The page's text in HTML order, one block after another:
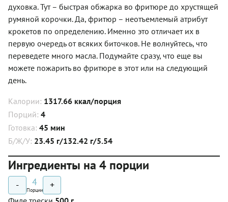
духовка. Тут – быстрая обжарка во фритюре до хрустящей
румяной корочки. Да, фритюр – неотъемлемый атрибут
крокетов по определению. Именно это отличает их в
первую очередь от всяких биточков. Не волнуйтесь, что
переведете много масла. Подумайте сразу, что еще вы
можете пожарить во фритюре в этот или на следующий
день.
Калории: 1317.66 ккал/порция
Порций: 4
Готовка: 45 мин
Б/Ж/У: 23.45 г/132.42 г/5.54
Ингредиенты на 4 порции
- 4
Порции +